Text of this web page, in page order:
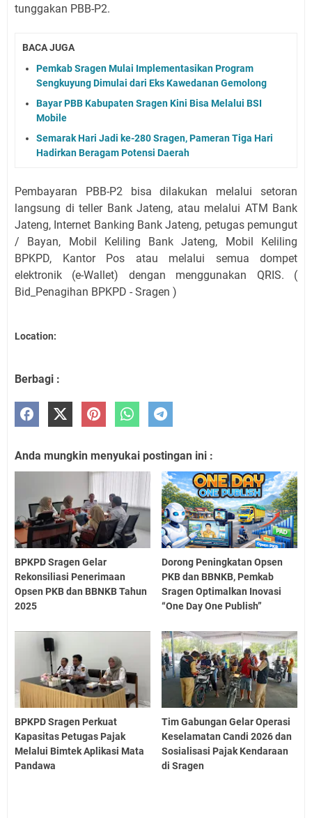
tunggakan PBB-P2.
BACA JUGA
Pemkab Sragen Mulai Implementasikan Program
Sengkuyung Dimulai dari Eks Kawedanan Gemolong
Bayar PBB Kabupaten Sragen Kini Bisa Melalui BSI
Mobile
Semarak Hari Jadi ke-280 Sragen, Pameran Tiga Hari
Hadirkan Beragam Potensi Daerah
Pembayaran PBB-P2 bisa dilakukan melalui setoran
langsung di teller Bank Jateng, atau melalui ATM Bank
Jateng, Internet Banking Bank Jateng, petugas pemungut
/ Bayan, Mobil Keliling Bank Jateng, Mobil Keliling
BPKPD, Kantor Pos atau melalui semua dompet
elektronik (e-Wallet) dengan menggunakan QRIS. (
Bid_Penagihan BPKPD - Sragen )
Location:
Berbagi :
Anda mungkin menyukai postingan ini :
BPKPD Sragen Gelar
Rekonsiliasi Penerimaan
Opsen PKB dan BBNKB Tahun
2025
Dorong Peningkatan Opsen
PKB dan BBNKB, Pemkab
Sragen Optimalkan Inovasi
“One Day One Publish”
BPKPD Sragen Perkuat
Kapasitas Petugas Pajak
Melalui Bimtek Aplikasi Mata
Pandawa
Tim Gabungan Gelar Operasi
Keselamatan Candi 2026 dan
Sosialisasi Pajak Kendaraan
di Sragen